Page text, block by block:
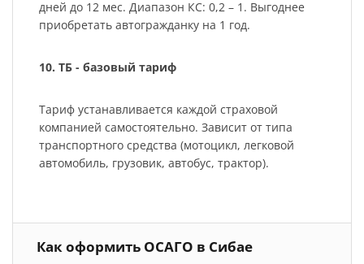
дней до 12 мес. Диапазон КС: 0,2 – 1. Выгоднее
приобретать автогражданку на 1 год.
10. ТБ - базовый тариф
Тариф устанавливается каждой страховой
компанией самостоятельно. Зависит от типа
транспортного средства (мотоцикл, легковой
автомобиль, грузовик, автобус, трактор).
Как оформить ОСАГО в Сибае